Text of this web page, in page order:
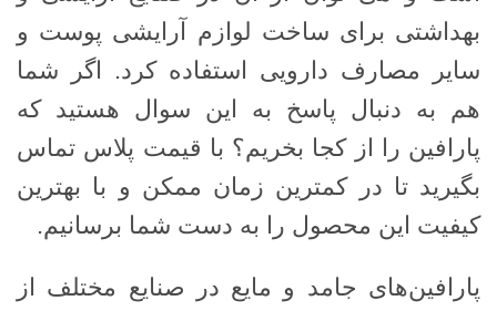
بهداشتی برای ساخت لوازم آرایشی پوست و
سایر مصارف دارویی استفاده کرد. اگر شما
هم به دنبال پاسخ به این سوال هستید که
پارافین را از کجا بخریم؟ با قیمت پلاس تماس
بگیرید تا در کمترین زمان ممکن و با بهترین
کیفیت این محصول را به دست شما برسانیم.
پارافین‌های جامد و مایع در صنایع مختلف از